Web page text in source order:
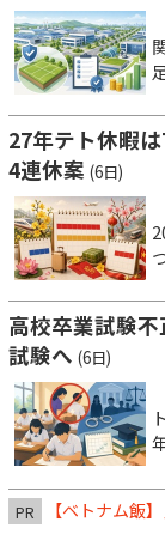
27年テト休暇
4連休案 (6日)
高校卒業試験
試験へ (6日)
PR 【ベトナム飯